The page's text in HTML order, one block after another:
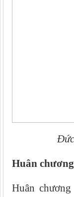
Huân
Huân